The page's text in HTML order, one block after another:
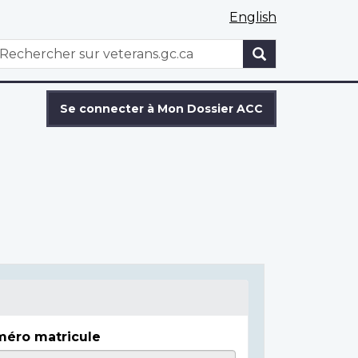
English
WxT
Se connecter à Mon Dossier ACC
matricule